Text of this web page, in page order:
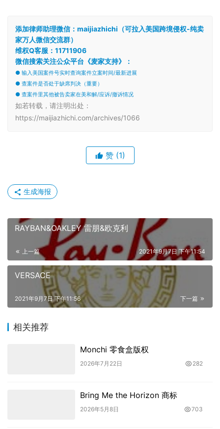
添加律师助理微信：maijiazhichi（可拉入美国跨境侵权-纯卖
家万人微信交流群）
维权Q客服：11711906
微信搜索关注公众平台《麦家支持》：
● 输入美国案件号实时查询案件立案时间/最新进展
● 查案件是否处于缺席判决（重要）
● 查案件里其他被告卖家在美和解/应诉/撤诉情况
如若转载，请注明出处：
https://maijiazhichi.com/archives/1066
赞 (1)
生成海报
RAYBAN&OAKLEY 雷朋&欧克利
上一篇 2021年9月7日 下午11:54
VERSACE
下一篇
2021年9月7日 下午11:56
相关推荐
Monchi 零食盒版权
2026年7月22日 282
Bring Me the Horizon 商标
2026年5月8日 703